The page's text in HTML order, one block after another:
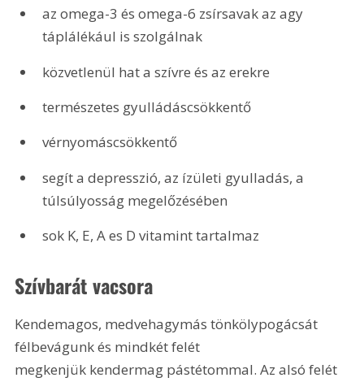
az omega-3 és omega-6 zsírsavak az agy
táplálékául is szolgálnak
közvetlenül hat a szívre és az erekre
természetes gyulládáscsökkentő
vérnyomáscsökkentő
segít a depresszió, az ízületi gyulladás, a
túlsúlyosság megelőzésében
sok K, E, A es D vitamint tartalmaz
Szívbarát vacsora
Kendemagos, medvehagymás tönkölypogácsát
félbevágunk és mindkét felét
megkenjük kendermag pástétommal. Az alsó felét